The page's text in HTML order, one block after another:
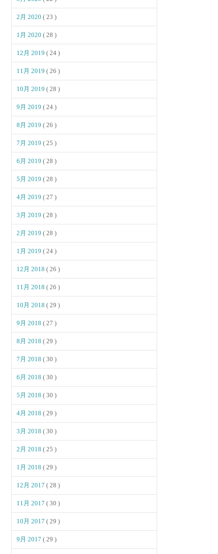
2月 2020( 23 )
1月 2020( 28 )
12月 2019( 24 )
11月 2019( 26 )
10月 2019( 28 )
9月 2019( 24 )
8月 2019( 26 )
7月 2019( 25 )
6月 2019( 28 )
5月 2019( 28 )
4月 2019( 27 )
3月 2019( 28 )
2月 2019( 28 )
1月 2019( 24 )
12月 2018( 26 )
11月 2018( 26 )
10月 2018( 29 )
9月 2018( 27 )
8月 2018( 29 )
7月 2018( 30 )
6月 2018( 30 )
5月 2018( 30 )
4月 2018( 29 )
3月 2018( 30 )
2月 2018( 25 )
1月 2018( 29 )
12月 2017( 28 )
11月 2017( 30 )
10月 2017( 29 )
9月 2017( 29 )